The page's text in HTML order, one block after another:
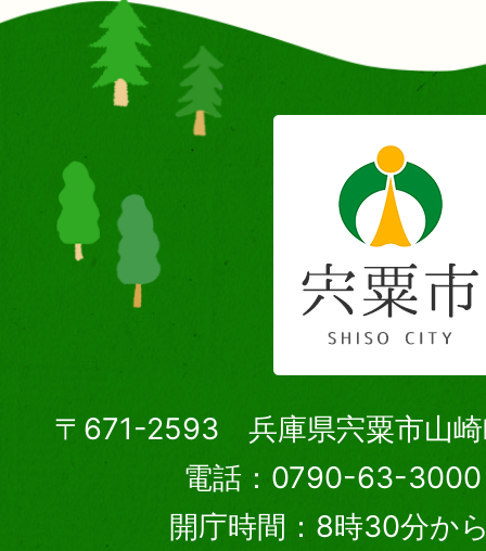
〒671-2593 兵庫県宍粟市山崎
電話：0790-63-3000
開庁時間：8時30分か